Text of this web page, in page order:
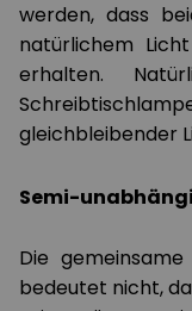
werden, dass
natürlichem
erhalten.
gleichbleibender
Semi-
Die
bedeutet nicht,